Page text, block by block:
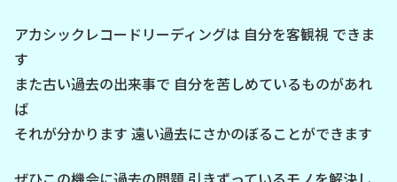
アカシックレコードリーディングは 自分を客観視 できま
す
また古い過去の出来事で 自分を苦しめているものがあれ
ば
それが分かります 遠い過去にさかのぼることができます